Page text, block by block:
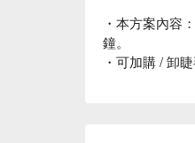
・本方案內容
鐘。
・可加購 / 卸